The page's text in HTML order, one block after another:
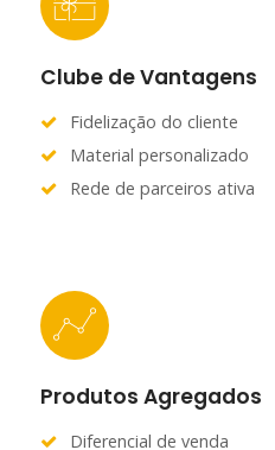
Clube de Vantagens
Fidelização do cliente
Material personalizado
Rede de parceiros ativa
Produtos Agregados
Diferencial de venda